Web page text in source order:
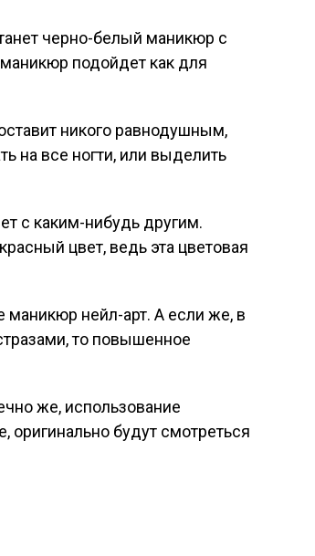
черно-белый маникюр с
подойдет как для
никого равнодушным,
на все ногти, или выделить
с каким-нибудь другим.
цвет, ведь эта цветовая
маникюр нейл-арт. А если же, в
то повышенное
же, использование
оригинально будут смотреться